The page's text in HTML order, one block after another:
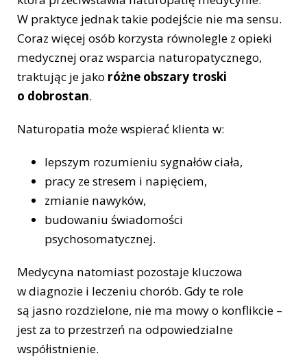
W praktyce jednak takie podejście nie ma sensu.
Coraz więcej osób korzysta równolegle z opieki
medycznej oraz wsparcia naturopatycznego,
traktując je jako różne obszary troski
o dobrostan.
Naturopatia może wspierać klienta w:
lepszym rozumieniu sygnałów ciała,
pracy ze stresem i napięciem,
zmianie nawyków,
budowaniu świadomości
psychosomatycznej.
Medycyna natomiast pozostaje kluczowa
w diagnozie i leczeniu chorób. Gdy te role
są jasno rozdzielone, nie ma mowy o konflikcie –
jest za to przestrzeń na odpowiedzialne
współistnienie.